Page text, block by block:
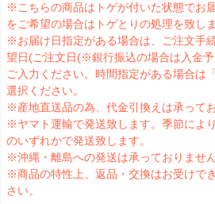
※こちらの商品はトゲが付いた状態でお
をご希望の場合はトゲとりの処理を致し
※お届け日指定がある場合は、ご注文手
望日(ご注文日(※銀行振込の場合は入金
ご入力ください。時間指定がある場合は
選択ください。
※産地直送品の為、代金引換えは承ってお
※ヤマト運輸で発送致します。季節によ
のいずれかで発送致します。
※沖縄・離島への発送は承っておりません
※商品の特性上、返品・交換はお受けで
さい。